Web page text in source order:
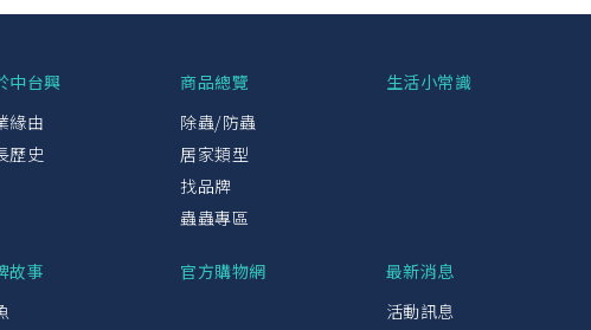
中台興
緣由
歷史
商品總覽
除蟲/防蟲
居家類型
找品牌
蟲蟲專區
生活小常識
故事
官方購物網
最新消息
活動訊息